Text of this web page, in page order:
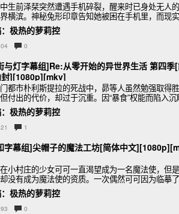
生前泽栞突然遭遇手机碎裂，醒来时已身处无人的
横滨。神秘兔形印章告知她被困在手机里，而现实
另一个失控的自己开始肆意妄为。为阻止平行自我
，栞必须穿越手机迷宫逃离异世界
极热的萝莉控
0
与灯字幕组]Re:从零开始的异世界生活 第四季
封][1080p][mkv]
都市朴利斯提拉的死战中，昴等人虽然勉强取得胜
付出的代价，却过于沉重。因“暴食”权能而陷入沉
，被夺走记忆的库珥修，以及，被夺去名字的由里
极热的萝莉控
1
字幕组]尖帽子的魔法工坊[简体中文
小村庄的少女可可一直渴望成为一名魔法使，但是
没有成为魔法使的资质。一次偶然可可因为临摹了
”里的图案，不小心将母亲和房子变成了石头。偶尔
法使奇弗利为了帮助可可，并解开“绘本”的
极热的萝莉控
0